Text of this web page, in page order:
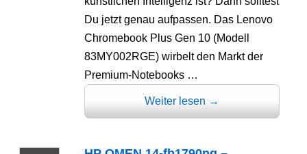
Du jetzt genau aufpassen. Das Lenovo
Chromebook Plus Gen 10 (Modell
83MY002RGE) wirbelt den Markt der
Premium-Notebooks …
Weiter lesen →